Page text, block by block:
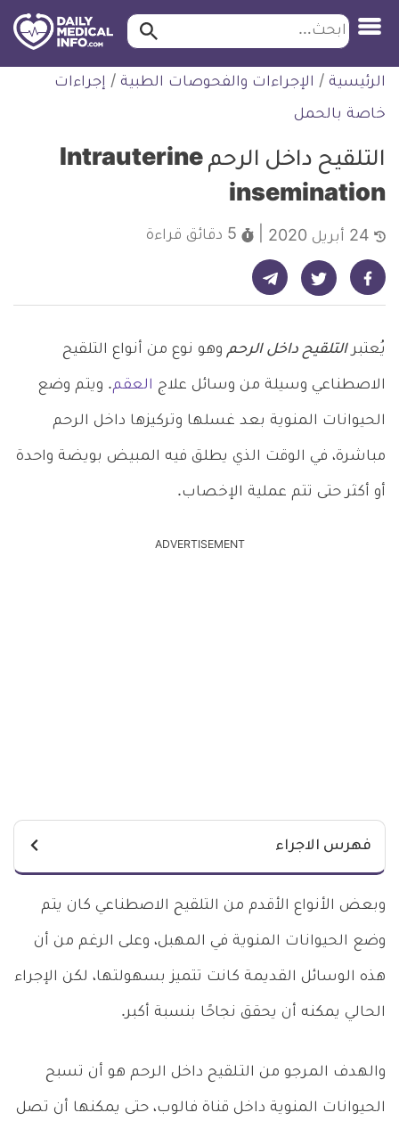
التخطي
للمحتوى
طبية
ابحث ابحث…
الرئيسية / الإجراءات والفحوصات الطبية / إجراءات
خاصة بالحمل
التلقيح داخل الرحم Intrauterine
insemination
5 دقائق قراءة
شارك على فيسبوك - ديلي ميديكال انفو شارك على تويتر - ديلي ميديكال انفو شارك على تيليجرام - ديلي ميديكال انفو
يُعتبرالتلقيح داخل الرحم وهو نوع من أنواع التلقيح
الاصطناعي وسيلة من وسائل علاج العقم. ويتم وضع
الحيوانات المنوية بعد غسلها وتركيزها داخل الرحم
مباشرة، في الوقت الذي يطلق فيه المبيض بويضة واحدة
أو أكثر حتى تتم عملية الإخصاب.
ADVERTISEMENT
فهرس الاجراء
وبعض الأنواع الأقدم من التلقيح الاصطناعي كان يتم
وضع الحيوانات المنوية في المهبل، وعلى الرغم من أن
هذه الوسائل القديمة كانت تتميز بسهولتها، لكن الإجراء
الحالي يمكنه أن يحقق نجاحًا بنسبة أكبر.
والهدف المرجو من التـلقيح داخل الرحم هو أن تسبح
الحيوانات المنوية داخل قناة فالوب، حتى يمكنها أن تصل